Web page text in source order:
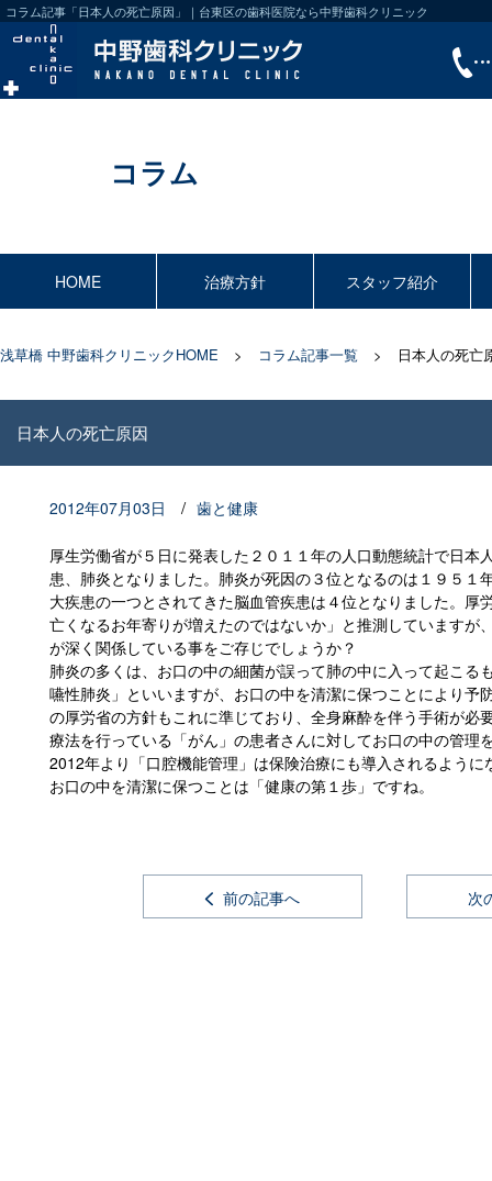
コラム記事「日本人の死亡原因」｜台東区の歯科医院なら中野歯科クリニック
コラム
HOME 治療方針 スタッフ紹介
浅草橋 中野歯科クリニックHOME コラム記事一覧 日本人の死亡
日本人の死亡原因
2012年07月03日 / 歯と健康
厚生労働省が５日に発表した２０１１年の人口動態統計で日本
患、肺炎となりました。肺炎が死因の３位となるのは１９５１
大疾患の一つとされてきた脳血管疾患は４位となりました。厚
亡くなるお年寄りが増えたのではないか」と推測していますが
が深く関係している事をご存じでしょうか？
肺炎の多くは、お口の中の細菌が誤って肺の中に入って起こる
嚥性肺炎」といいますが、お口の中を清潔に保つことにより予
の厚労省の方針もこれに準じており、全身麻酔を伴う手術が必
療法を行っている「がん」の患者さんに対してお口の中の管理
2012年より「口腔機能管理」は保険治療にも導入されるように
お口の中を清潔に保つことは「健康の第１歩」ですね。
前の記事へ 次